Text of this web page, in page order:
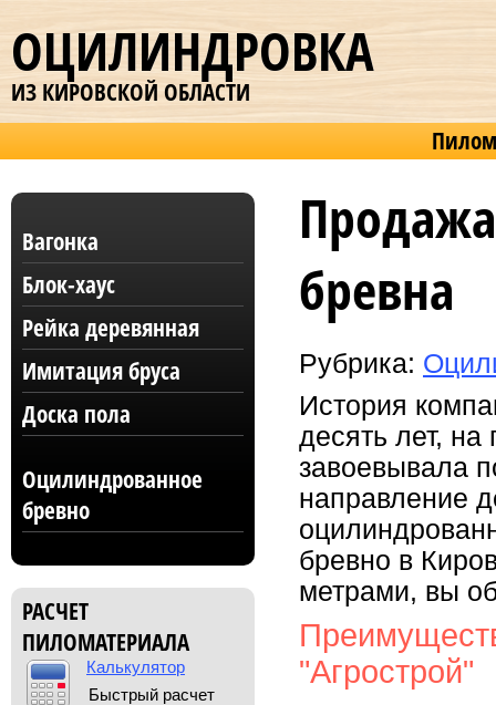
ОЦИЛИНДРОВКА
ИЗ КИРОВСКОЙ ОБЛАСТИ
Вагонка
Блок-хаус
Рейка деревянная
Имитация бруса
Доска пола
Оцилиндрованное
бревно
РАСЧЕТ
ПИЛОМАТЕРИАЛА
Калькулятор
Быстрый расчет
бревна
Рубрика:
История
десять лет,
завоевывала
направление
бревно в
метрами, вы
"Агрострой"